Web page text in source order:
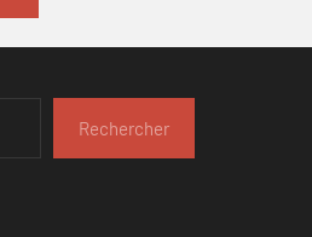
Rechercher